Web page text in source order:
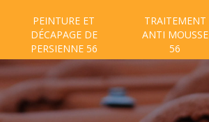
PEINTURE ET
DÉCAPAGE DE
PERSIENNE 56
TRAITEMENT
ANTI MOUSSE
56